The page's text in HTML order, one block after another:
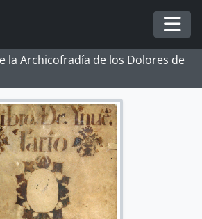
la Archicofradía de los Dolores de